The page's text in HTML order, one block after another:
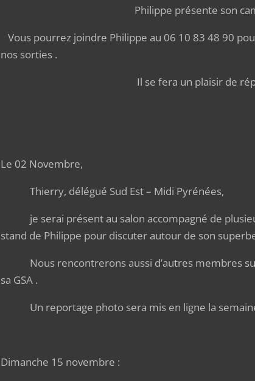
Philippe présente son camion sur
Vous pourrez joindre Philippe au 06 10 83 48 90
nos sorties .
Il se fera un plaisir de répondre
Le 02 Novembre,
Thierry, délégué Sud Est – Midi Pyrénées,
je serai présent au salon accompagné de
stand de Philippe pour discuter autour de son
Nous rencontrerons aussi d’autres membres sur
sa GSA .
Un reportage photo sera mis en ligne la
Dimanche 15 novembre :